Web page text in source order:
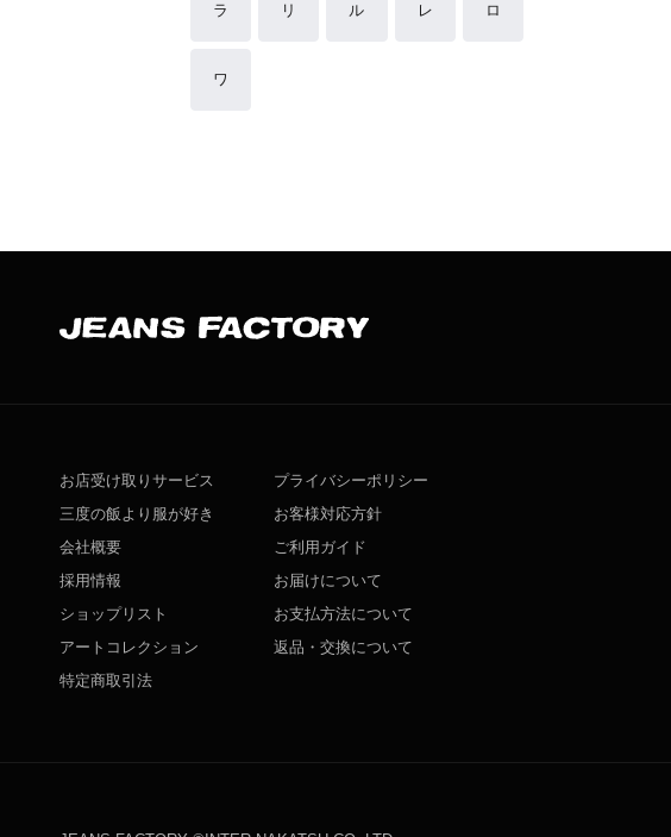
ラ リ ル レ ロ
ワ
お店受け取りサービス
三度の飯より服が好き
会社概要
採用情報
ショップリスト
アートコレクション
特定商取引法
プライバシーポリシー
お客様対応方針
ご利用ガイド
お届けについて
お支払方法について
返品・交換について